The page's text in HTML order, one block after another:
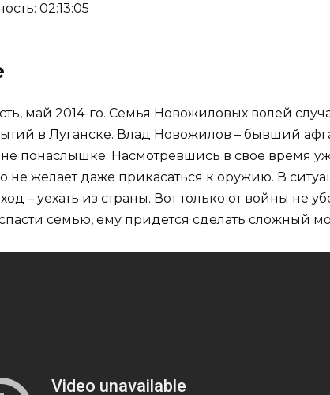
02:13:05
май 2014-го. Семья Новожиловых волей
в Луганске. Влад Новожилов – бывший
не понаслышке. Насмотревшись в свое время
не желает даже прикасаться к оружию. В
– уехать из страны. Вот только от войны не
семью, ему придется сделать сложный